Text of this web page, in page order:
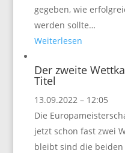
gegeben, wie
werden sollte…
Weiterlesen
Der zweite
Titel
13.09.2022 – 12:05
Die
jetzt schon fast zwei
bleibt sind die